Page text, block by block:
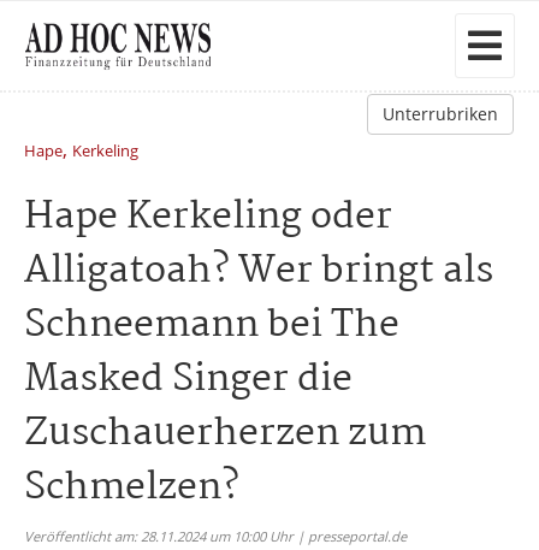
Unterrubriken
Hape, Kerkeling
Hape Kerkeling oder
Alligatoah? Wer bringt als
Schneemann bei The
Masked Singer die
Zuschauerherzen zum
Schmelzen?
Veröffentlicht am: 28.11.2024 um 10:00 Uhr | presseportal.de